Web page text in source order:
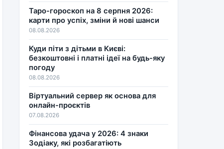
Таро-гороскоп на 8 серпня 2026:
карти про успіх, зміни й нові шанси
08.08.2026
Куди піти з дітьми в Києві:
безкоштовні і платні ідеї на будь-яку
погоду
08.08.2026
Віртуальний сервер як основа для
онлайн-проєктів
07.08.2026
Фінансова удача у 2026: 4 знаки
Зодіаку, які розбагатіють